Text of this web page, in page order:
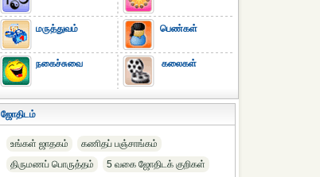
மருத்துவம்
நகைச்சுவை
பெண்கள்
கலைகள்
ஜோதிடம்
உங்கள் ஜாதகம்
கணிதப் பஞ்சாங்கம்
திருமணப் பொருத்தம்
5 வகை ஜோதிடக் குறிகள்